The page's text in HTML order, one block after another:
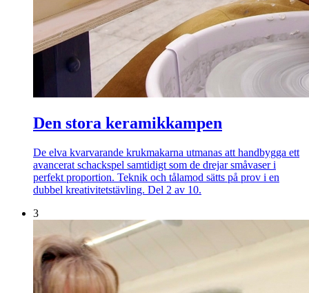
Den stora keramikkampen
De elva kvarvarande krukmakarna utmanas att handbygga ett
avancerat schackspel samtidigt som de drejar småvaser i
perfekt proportion. Teknik och tålamod sätts på prov i en
dubbel kreativitetstävling. Del 2 av 10.
3